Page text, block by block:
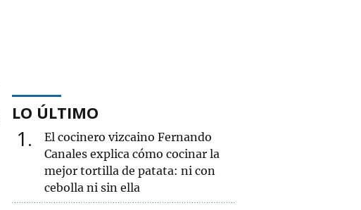
LO ÚLTIMO
1
El cocinero vizcaino Fernando
Canales explica cómo cocinar la
mejor tortilla de patata: ni con
cebolla ni sin ella